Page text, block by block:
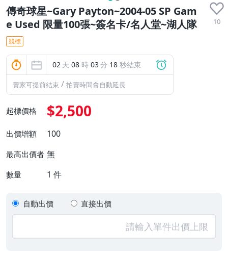
傳奇球星~Gary Payton~2004-05 SP Gam
e Used 限量100張~簽名卡/名人堂~湖人隊
10
競標
02 天 08 時 03分 17 秒結束
賣家可提前結束 / 拍賣時間會自動延長
起標價格 $2,500
出價增額 100
最高出價者 無
數量 1 件
自動出價 直接出價